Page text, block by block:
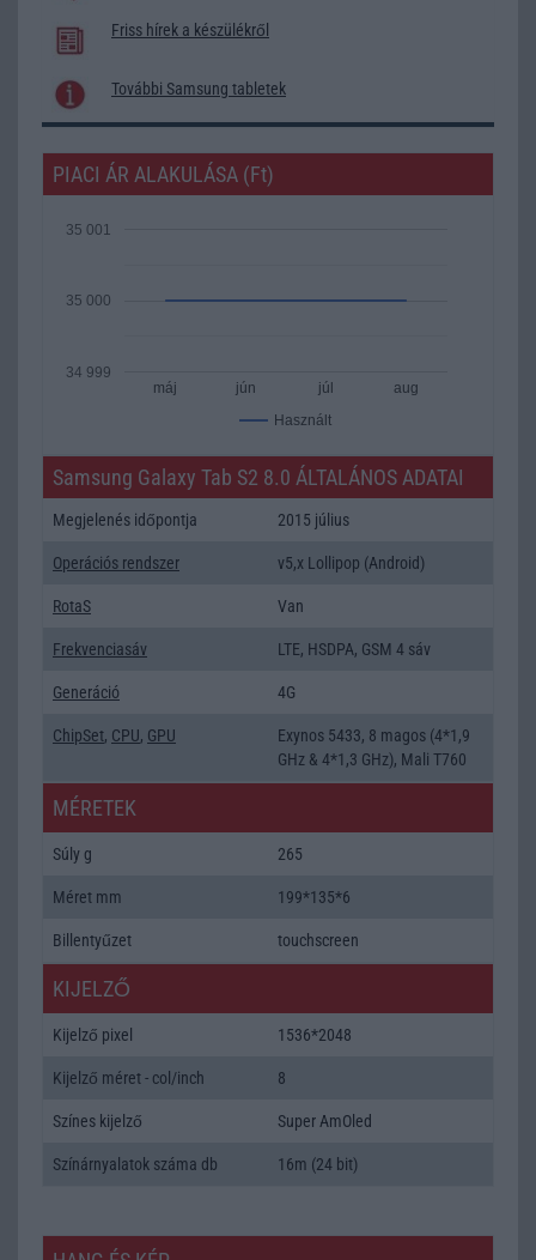
Friss hírek a készülékről
További Samsung tabletek
PIACI ÁR ALAKULÁSA (Ft)
Használt
máj jún júl aug
34 999
35 000
35 001
Samsung Galaxy Tab S2 8.0 ÁLTALÁNOS ADATAI
Megjelenés időpontja 2015 július
Operációs rendszer v5,x Lollipop (Android)
RotaS Van
Frekvenciasáv LTE, HSDPA, GSM 4 sáv
Generáció 4G
ChipSet, CPU, GPU
Exynos 5433, 8 magos (4*1,9
GHz & 4*1,3 GHz), Mali T760
MÉRETEK
Súly g 265
Méret mm 199*135*6
Billentyűzet touchscreen
KIJELZŐ
Kijelző pixel 1536*2048
Kijelző méret - col/inch 8
Színes kijelző Super AmOled
Színárnyalatok száma db 16m (24 bit)